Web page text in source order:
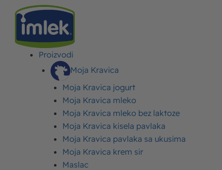
Proizvodi
Moja Kravica
Moja Kravica jogurt
Moja Kravica mleko
Moja Kravica mleko bez laktoze
Moja Kravica kisela pavlaka
Moja Kravica pavlaka sa ukusima
Moja Kravica krem sir
Maslac
>RECEPTI>RECEPTI ZA DORUČAK
ĆE VAM PITA LJEVUŠA ISPASTI KAO BAKINA
Razljevuša – recept po
kome će vam pita ljevuša
ispasti kao bakina
Ažurirano: 06. mart 2023.